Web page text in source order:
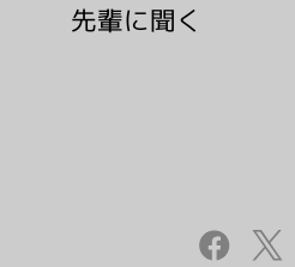
先輩に聞く